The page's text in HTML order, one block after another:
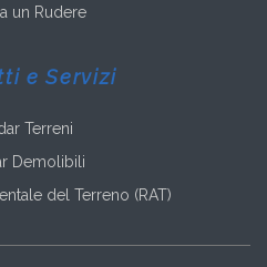
un Rudere
e Servizi
Terreni
Demolibili
del Terreno (RAT)